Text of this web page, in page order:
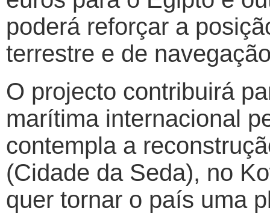
poderá reforçar a
terrestre e de
O projecto contribuirá
marítima internacional
contempla a
(Cidade da Seda), no
quer tornar o país uma